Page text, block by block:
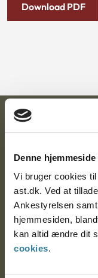
Denne
Vi bruger cookies
ast.dk. Ved at
Ankestyrelsen
hjemmesiden,
kan altid ændre dit
cookies.
Download PDF
Ankestyrelsen
Nytorv 7, 2. sal
9000 Aalborg
Ankestyrelsen